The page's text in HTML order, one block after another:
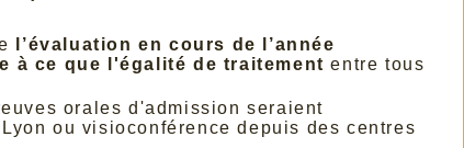
l’évaluation en cours de l’année
à ce que l'égalité de traitement entre tous
orales d'admission seraient
ou visioconférence depuis des centres